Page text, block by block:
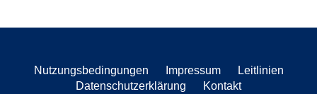
Nutzungsbedingungen Impressum
Leitlinien
Datenschutzerklärung
Kontakt